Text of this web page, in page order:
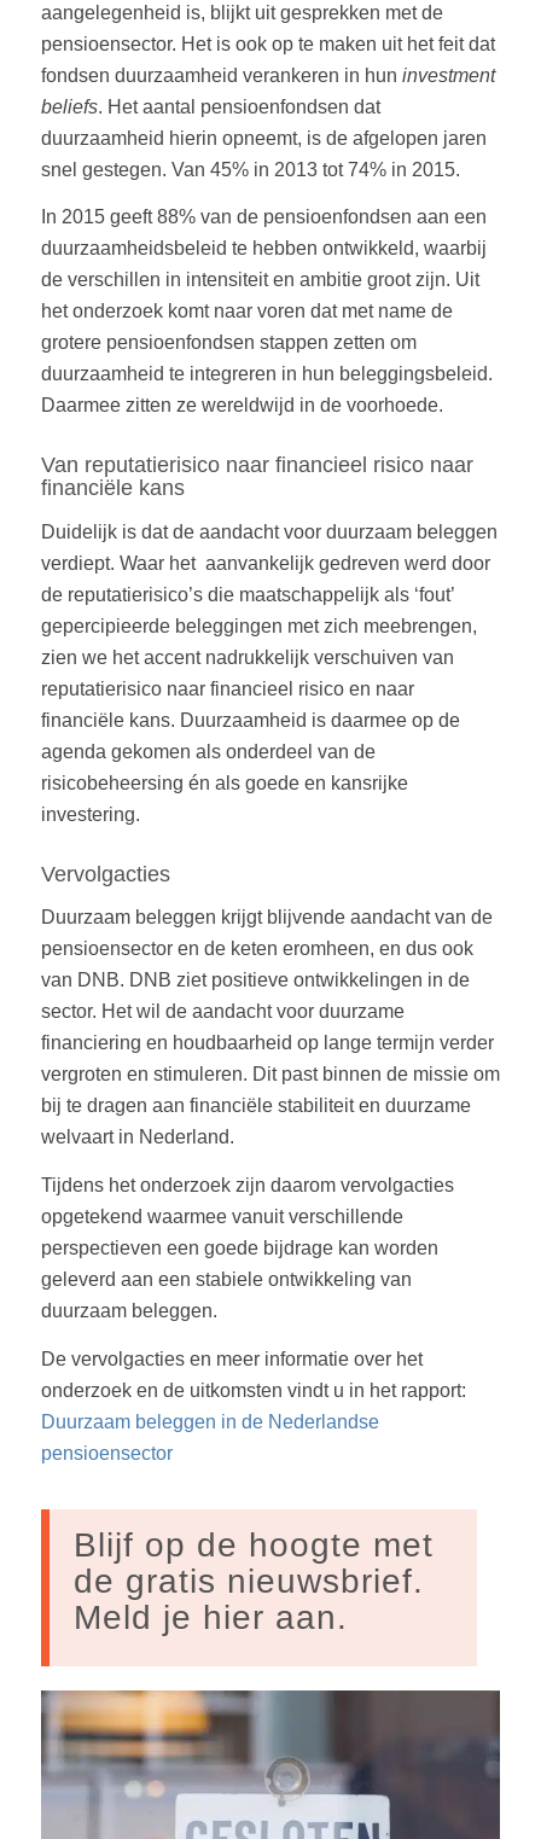
aangelegenheid is, blijkt uit gesprekken met de
pensioensector. Het is ook op te maken uit het feit dat
fondsen duurzaamheid verankeren in hun investment
beliefs. Het aantal pensioenfondsen dat
duurzaamheid hierin opneemt, is de afgelopen jaren
snel gestegen. Van 45% in 2013 tot 74% in 2015.
In 2015 geeft 88% van de pensioenfondsen aan een
duurzaamheidsbeleid te hebben ontwikkeld, waarbij
de verschillen in intensiteit en ambitie groot zijn. Uit
het onderzoek komt naar voren dat met name de
grotere pensioenfondsen stappen zetten om
duurzaamheid te integreren in hun beleggingsbeleid.
Daarmee zitten ze wereldwijd in de voorhoede.
Van reputatierisico naar financieel risico naar
financiële kans
Duidelijk is dat de aandacht voor duurzaam beleggen
verdiept. Waar het aanvankelijk gedreven werd door
de reputatierisico’s die maatschappelijk als ‘fout’
gepercipieerde beleggingen met zich meebrengen,
zien we het accent nadrukkelijk verschuiven van
reputatierisico naar financieel risico en naar
financiële kans. Duurzaamheid is daarmee op de
agenda gekomen als onderdeel van de
risicobeheersing én als goede en kansrijke
investering.
Vervolgacties
Duurzaam beleggen krijgt blijvende aandacht van de
pensioensector en de keten eromheen, en dus ook
van DNB. DNB ziet positieve ontwikkelingen in de
sector. Het wil de aandacht voor duurzame
financiering en houdbaarheid op lange termijn verder
vergroten en stimuleren. Dit past binnen de missie om
bij te dragen aan financiële stabiliteit en duurzame
welvaart in Nederland.
Tijdens het onderzoek zijn daarom vervolgacties
opgetekend waarmee vanuit verschillende
perspectieven een goede bijdrage kan worden
geleverd aan een stabiele ontwikkeling van
duurzaam beleggen.
De vervolgacties en meer informatie over het
onderzoek en de uitkomsten vindt u in het rapport:
Duurzaam beleggen in de Nederlandse
pensioensector
Blijf op de hoogte met
de gratis nieuwsbrief.
Meld je hier aan.